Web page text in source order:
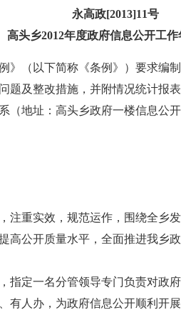
永高政[2013]11号
高头乡2012年度政府信息公开工
（以下简称《条例》）要求编
及整改措施，并附情况统计报
地址：高头乡政府一楼信息公
重实效，规范运作，围绕全乡
公开质量水平，全面推进我乡
定一名分管领导专门负责对政
人办，为政府信息公开顺利开展